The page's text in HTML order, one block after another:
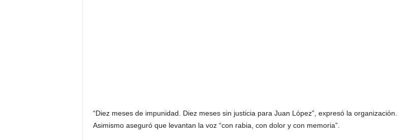
“Diez meses de impunidad. Diez meses sin justicia para Juan López”, expresó la organización.
Asimismo aseguró que levantan la voz “con rabia, con dolor y con memoria”.